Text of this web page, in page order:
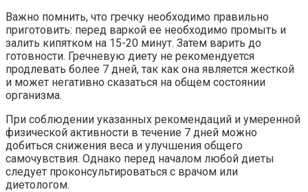
Важно помнить, что гречку необходимо правильно
приготовить: перед варкой ее необходимо промыть и
залить кипятком на 15-20 минут. Затем варить до
готовности. Гречневую диету не рекомендуется
продлевать более 7 дней, так как она является жесткой
и может негативно сказаться на общем состоянии
организма.
При соблюдении указанных рекомендаций и умеренной
физической активности в течение 7 дней можно
добиться снижения веса и улучшения общего
самочувствия. Однако перед началом любой диеты
следует проконсультироваться с врачом или
диетологом.